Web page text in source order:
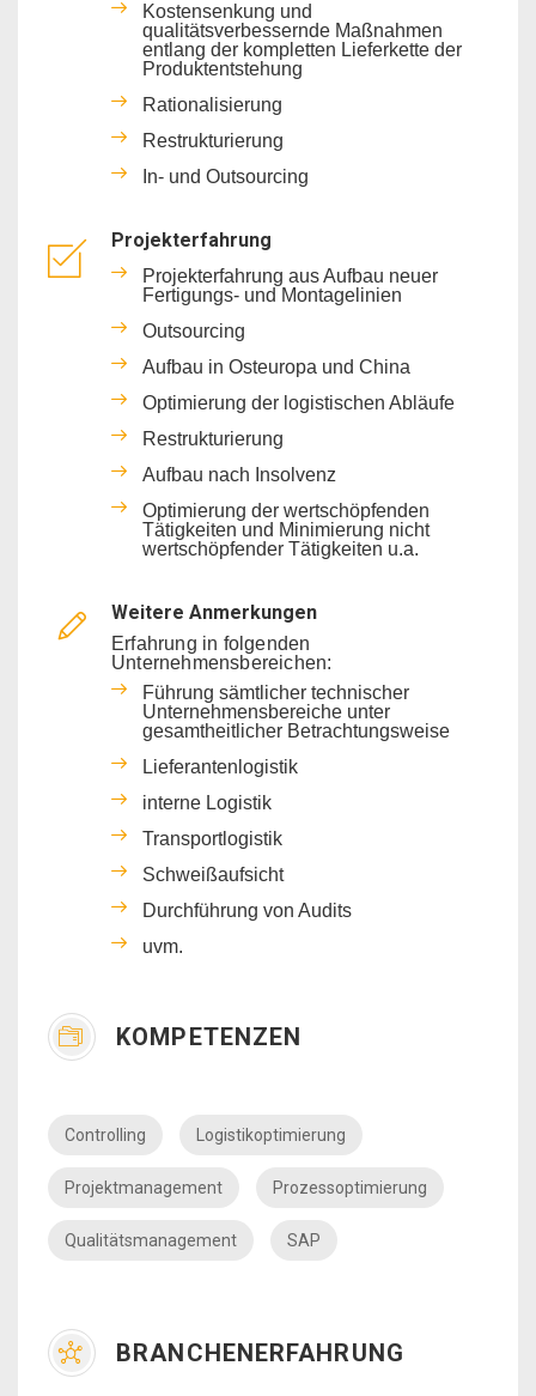
Kostensenkung und
qualitätsverbessernde Maßnahmen
entlang der kompletten Lieferkette der
Produktentstehung
Rationalisierung
Restrukturierung
In- und Outsourcing
Projekterfahrung
Projekterfahrung aus Aufbau neuer
Fertigungs- und Montagelinien
Outsourcing
Aufbau in Osteuropa und China
Optimierung der logistischen Abläufe
Restrukturierung
Aufbau nach Insolvenz
Optimierung der wertschöpfenden
Tätigkeiten und Minimierung nicht
wertschöpfender Tätigkeiten u.a.
Weitere Anmerkungen
Erfahrung in folgenden
Unternehmensbereichen:
Führung sämtlicher technischer
Unternehmensbereiche unter
gesamtheitlicher Betrachtungsweise
Lieferantenlogistik
interne Logistik
Transportlogistik
Schweißaufsicht
Durchführung von Audits
uvm.
KOMPETENZEN
Controlling Logistikoptimierung
Projektmanagement Prozessoptimierung
Qualitätsmanagement SAP
BRANCHENERFAHRUNG